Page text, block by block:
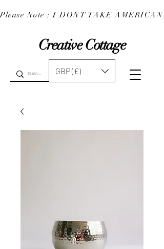
Creative Cottage
Please Note : I DONT TAKE
GBP (£)